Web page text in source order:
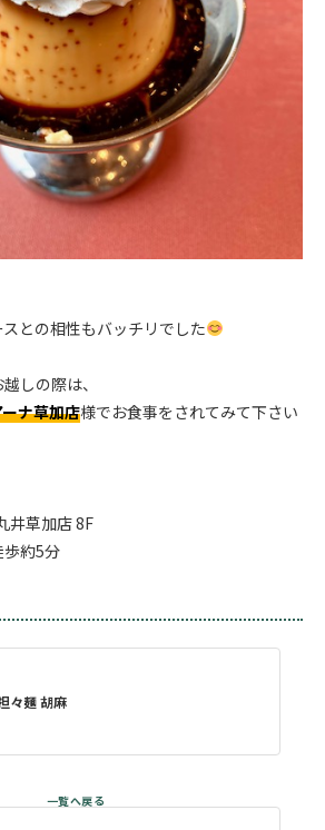
との相性もバッチリでした
しの際は、
ナ草加店様でお食事をされてみて下さい
井草加店 8F
歩約5分
々麺 胡麻